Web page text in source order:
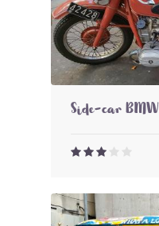
Side-car BMW